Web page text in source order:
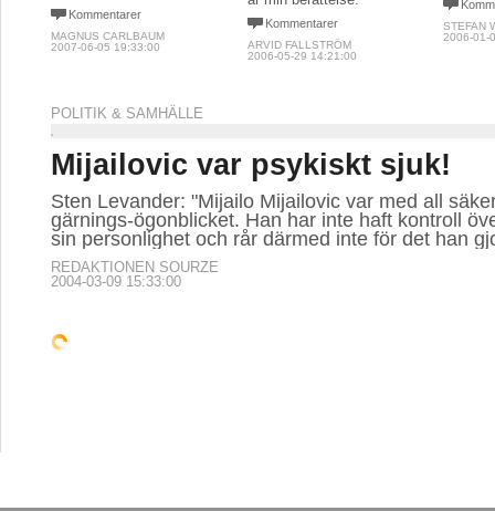
Kommentarer
MAGNUS CARLBAUM
2007-06-05 19:33:00
Kommentarer
ARVID FALLSTRÖM
2006-05-29 14:21:00
STEFAN
2006-01-
POLITIK & SAMHÄLLE
Mijailovic var psykiskt sjuk!
Sten Levander: "Mijailo Mijailovic var med all
gärnings-ögonblicket. Han har inte haft kontroll
sin personlighet och rår därmed inte för det han
REDAKTIONEN SOURZE
2004-03-09 15:33:00